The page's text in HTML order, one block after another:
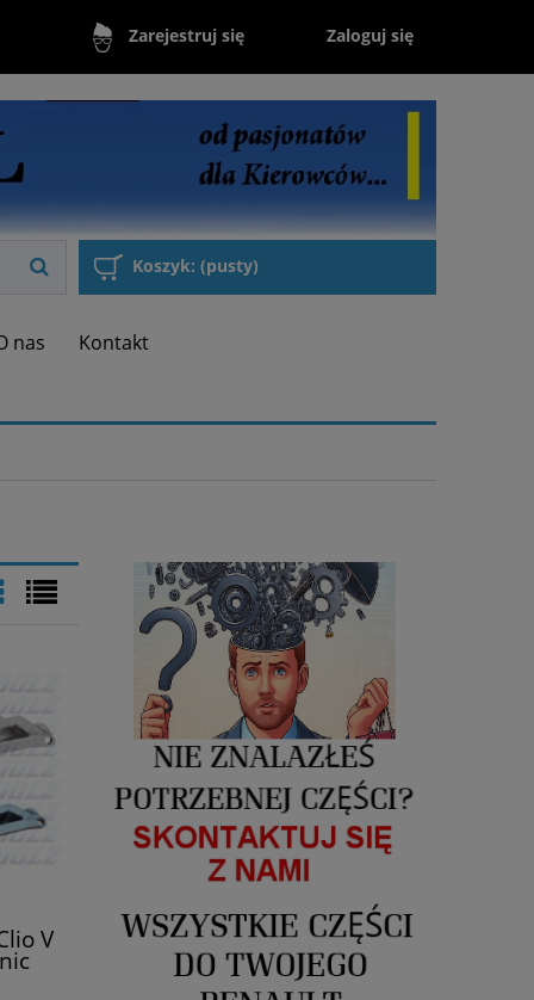
Zarejestruj się Zaloguj się
Koszyk: (pusty)
nas Kontakt
V